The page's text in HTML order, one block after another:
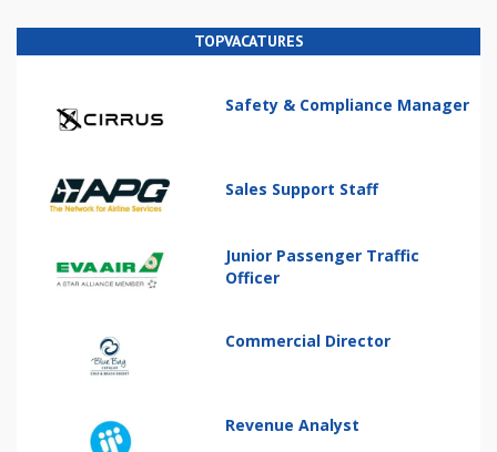
TOPVACATURES
Safety & Compliance Manager
Sales Support Staff
Junior Passenger Traffic
Officer
Commercial Director
Revenue Analyst